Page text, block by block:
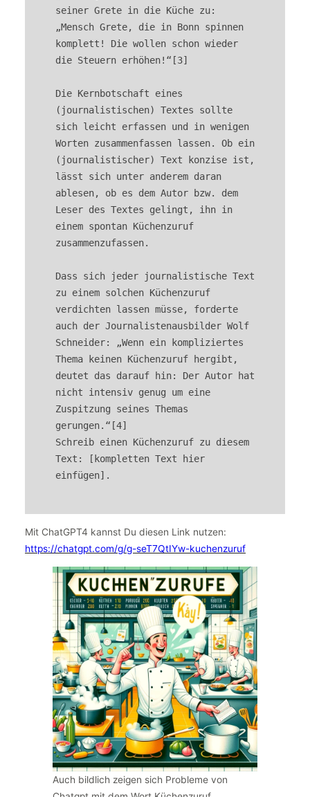
seiner Grete in die Küche zu:
„Mensch Grete, die in Bonn spinnen
komplett! Die wollen schon wieder
die Steuern erhöhen!“[3]
Die Kernbotschaft eines
(journalistischen) Textes sollte
sich leicht erfassen und in wenigen
Worten zusammenfassen lassen. Ob ein
(journalistischer) Text konzise ist,
lässt sich unter anderem daran
ablesen, ob es dem Autor bzw. dem
Leser des Textes gelingt, ihn in
einem spontan Küchenzuruf
zusammenzufassen.
Dass sich jeder journalistische Text
zu einem solchen Küchenzuruf
verdichten lassen müsse, forderte
auch der Journalistenausbilder Wolf
Schneider: „Wenn ein kompliziertes
Thema keinen Küchenzuruf hergibt,
deutet das darauf hin: Der Autor hat
nicht intensiv genug um eine
Zuspitzung seines Themas
gerungen.“[4]
Schreib einen Küchenzuruf zu diesem
Text: [kompletten Text hier
einfügen].
Mit ChatGPT4 kannst Du diesen Link nutzen:
https://chatgpt.com/g/g-seT7QtIYw-kuchenzuruf
Auch bildlich zeigen sich Probleme von